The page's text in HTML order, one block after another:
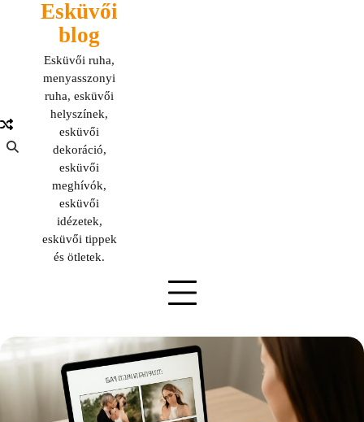
Esküvői
blog
Esküvői ruha,
menyasszonyi
ruha, esküvői
helyszínek,
esküvői
dekoráció,
esküvői
meghívók,
esküvői
idézetek,
esküvői tippek
és ötletek.